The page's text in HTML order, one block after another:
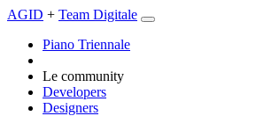
AGID + Team Digitale
Piano Triennale
Le community
Developers
Designers